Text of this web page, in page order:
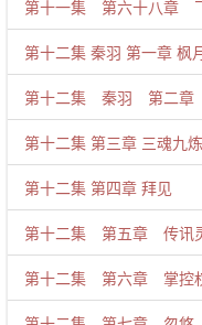
第十一集 第六十八章
第十二集 秦羽 第一章 枫
第十二集 秦羽 第二章
第十二集 第三章 三魂九
第十二集 第四章 拜见
第十二集 第五章 传讯灵
第十二集 第六章 掌控